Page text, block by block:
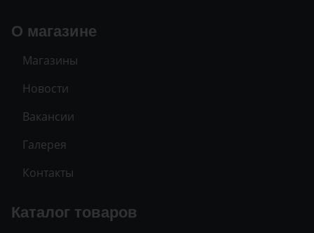
О магазине
Магазины
Новости
Вакансии
Галерея
Контакты
Каталог товаров